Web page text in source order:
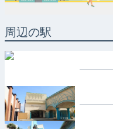
周辺の駅